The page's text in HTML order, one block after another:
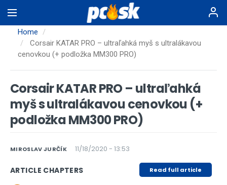
main
content
Home
Corsair KATAR PRO – ultraľahká myš s ultralákavou
cenovkou (+ podložka MM300 PRO)
Corsair KATAR PRO – ultraľahká
myš s ultralákavou cenovkou (+
podložka MM300 PRO)
MIROSLAV JURČÍK 11/18/2020 - 13:53
ARTICLE CHAPTERS Read full article